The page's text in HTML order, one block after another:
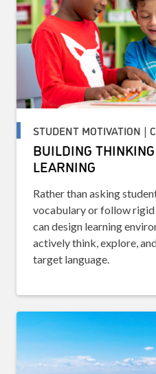
STUDENT MOTIVATION |
BUILDING
LEARNING
Rather than asking
vocabulary or follow rigid
can design learning
actively think, explore,
target language.